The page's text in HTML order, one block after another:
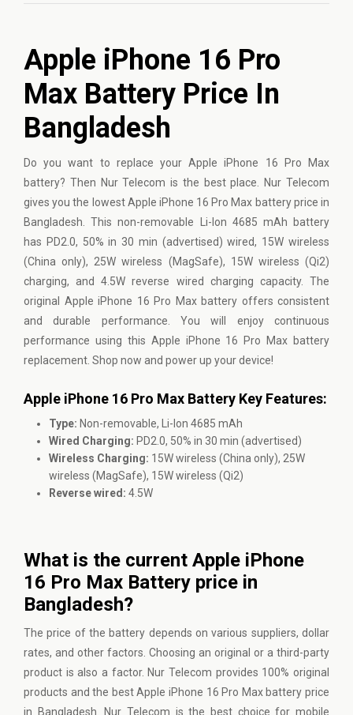
Apple iPhone 16 Pro
Max Battery Price In
Bangladesh
Do you want to replace your Apple iPhone 16 Pro Max
battery? Then Nur Telecom is the best place. Nur Telecom
gives you the lowest Apple iPhone 16 Pro Max battery price in
Bangladesh. This non-removable Li-Ion 4685 mAh battery
has PD2.0, 50% in 30 min (advertised) wired, 15W wireless
(China only), 25W wireless (MagSafe), 15W wireless (Qi2)
charging, and 4.5W reverse wired charging capacity. The
original Apple iPhone 16 Pro Max battery offers consistent
and durable performance. You will enjoy continuous
performance using this Apple iPhone 16 Pro Max battery
replacement. Shop now and power up your device!
Apple iPhone 16 Pro Max Battery Key Features:
Type: Non-removable, Li-Ion 4685 mAh
Wired Charging: PD2.0, 50% in 30 min (advertised)
Wireless Charging: 15W wireless (China only), 25W
wireless (MagSafe), 15W wireless (Qi2)
Reverse wired: 4.5W
What is the current Apple iPhone
16 Pro Max Battery price in
Bangladesh?
The price of the battery depends on various suppliers, dollar
rates, and other factors. Choosing an original or a third-party
product is also a factor. Nur Telecom provides 100% original
products and the best Apple iPhone 16 Pro Max battery price
in Bangladesh. Nur Telecom is the best choice for mobile